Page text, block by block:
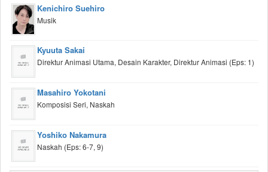
Kenichiro Suehiro
Musik
Kyuuta Sakai
Direktur Animasi Utama, Desain Karakter, Direktur Animasi (Eps: 1)
Masahiro Yokotani
Komposisi Seri, Naskah
Yoshiko Nakamura
Naskah (Eps: 6-7, 9)